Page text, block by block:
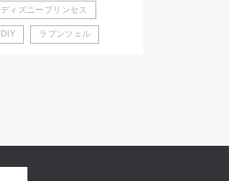
ディズニープリンセス
DIY ラプンツェル